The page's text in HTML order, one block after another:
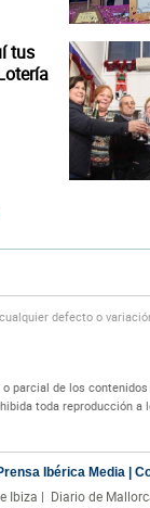
tus
defecto o
parcial de los
toda reproducción
Ibérica Media|
Ibiza | Diario de